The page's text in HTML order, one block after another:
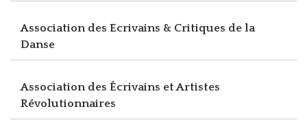
Association des Ecrivains & Critiques de la
Danse
Association des Écrivains et Artistes
Révolutionnaires